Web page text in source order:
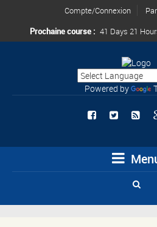
Compte/Connexion
Prochaine course : 41 Days 21
Powered by